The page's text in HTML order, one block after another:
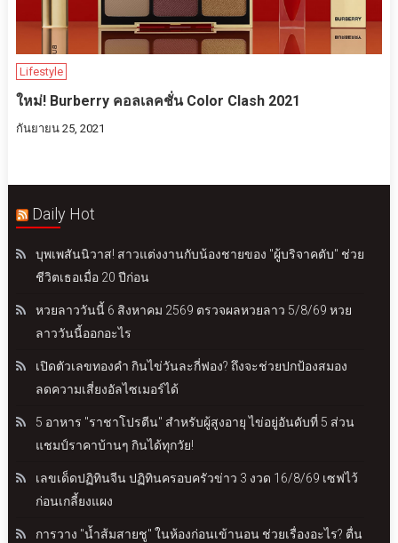
Lifestyle
ใหม่! Burberry คอลเลคชั่น Color Clash 2021
กันยายน 25, 2021
Daily Hot
บุพเพสันนิวาส! สาวแต่งงานกับน้องชายของ "ผู้บริจาคตับ" ช่วย
ชีวิตเธอเมื่อ 20 ปีก่อน
หวยลาววันนี้ 6 สิงหาคม 2569 ตรวจผลหวยลาว 5/8/69 หวย
ลาววันนี้ออกอะไร
เปิดตัวเลขทองคำ กินไข่วันละกี่ฟอง? ถึงจะช่วยปกป้องสมอง
ลดความเสี่ยงอัลไซเมอร์ได้
5 อาหาร "ราชาโปรตีน" สำหรับผู้สูงอายุ ไข่อยู่อันดับที่ 5 ส่วน
แชมป์ราคาบ้านๆ กินได้ทุกวัย!
เลขเด็ดปฏิทินจีน ปฏิทินครอบครัวข่าว 3 งวด 16/8/69 เซฟไว้
ก่อนเกลี้ยงแผง
การวาง "น้ำส้มสายชู" ในห้องก่อนเข้านอน ช่วยเรื่องอะไร? ตื่น